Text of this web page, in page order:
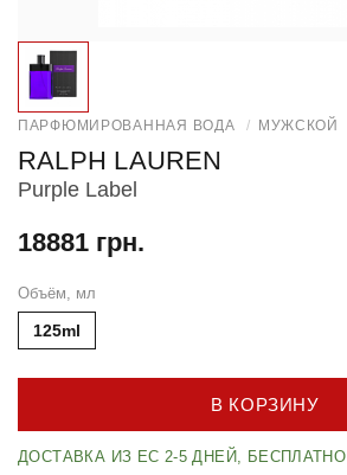
ПАРФЮМИРОВАННАЯ ВОДА / МУЖСКОЙ
RALPH LAUREN
Purple Label
18881 грн.
Объём, мл
125ml
В КОРЗИНУ
ДОСТАВКА ИЗ ЕС 2-5 ДНЕЙ, БЕСПЛАТНО